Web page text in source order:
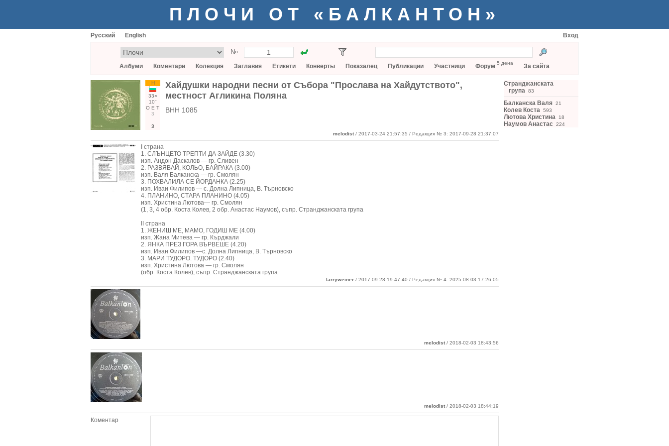
ПЛОЧИ ОТ «БАЛКАНТОН»
Русский English Вход
№
Албуми Коментари Колекция Заглавия Етикети Конверты Показалец Публикации Участници Форум 5 дена За сайта
Н
33○
10"
О Е Т
3
3
Хайдушки народни песни от Събора "Прослава на Хайдутството",
местност Агликина Поляна
ВНН 1085
melodist / 2017-03-24 21:57:35 / Редакция № 3: 2017-09-28 21:37:07
I страна
1. СЛЪНЦЕТО ТРЕПТИ ДА ЗАЙДЕ (3.30)
изп. Андон Даскалов — гр. Сливен
2. РАЗВЯВАЙ, КОЛЬО, БАЙРАКА (3.00)
изп. Валя Балканска — гр. Смолян
3. ПОХВАЛИЛА СЕ ЙОРДАНКА (2.25)
изп. Иваи Филипов — с. Долна Липница, В. Търновско
4. ПЛАНИНО, СТАРА ПЛАНИНО (4.05)
изп. Христина Лютова— гр. Смолян
(1, 3, 4 обр. Коста Колев, 2 обр. Анастас Наумов), съпр. Странджанската група
II страна
1. ЖЕНИШ ME, МАМО, ГОДИШ ME (4.00)
изп. Жана Митева — гр. Кърджали
2. ЯНКА ПРЕЗ ГОРА ВЪРВЕШЕ (4.20)
изп. Иван Филипов —с. Долна Липница, В. Търновско
3. МАРИ ТУДОРО. ТУДОРО (2.40)
изп. Христина Лютова — гр. Смолян
(обр. Коста Колев), съпр. Странджанската група
larryweiner / 2017-09-28 19:47:40 / Редакция № 4: 2025-08-03 17:26:05
melodist / 2018-02-03 18:43:56
melodist / 2018-02-03 18:44:19
Коментар
Странджанската
група 83
Балканска Валя 21
Колев Коста 593
Лютова Христина 18
Наумов Анастас 224